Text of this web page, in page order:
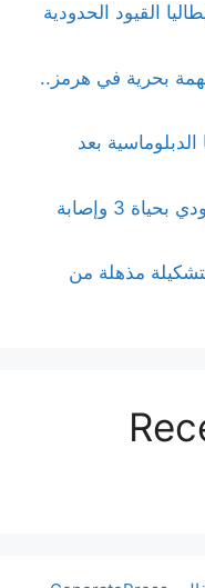
القيود الحدودية
بحرية في هرمز..
بعد
شغب عنيف في سجن بسريلانكا يودي بحياة 3 وإصابة
بتشكيلة مذهلة من